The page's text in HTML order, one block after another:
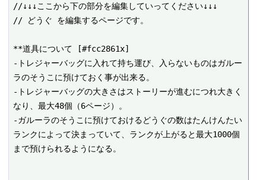
//↓↓↓ここから下の部分を編集していってください↓↓↓
// どうぐ を編集するページです。
**道具について [#fcc2861x]
-トレジャーバッグに入れて持ち運び、入らないものはガルー
ラのそうこに預けておく事が出来る。
-トレジャーバッグの大きさはストーリーが進むにつれ大きく
なり、最大48個（6ページ）。
-ガルーラのそうこに預けておけるどうぐの数はたんけんたい
ランクによって決まっていて、ランクが上がると最大1000個
まで預けられるようになる。